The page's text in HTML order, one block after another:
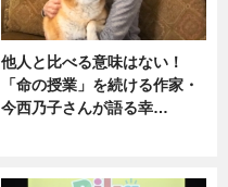
他人と比べる意味はない！
「命の授業」を続ける作家・
今西乃子さんが語る幸…